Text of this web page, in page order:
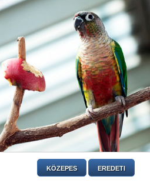
KÖZEPES EREDETI